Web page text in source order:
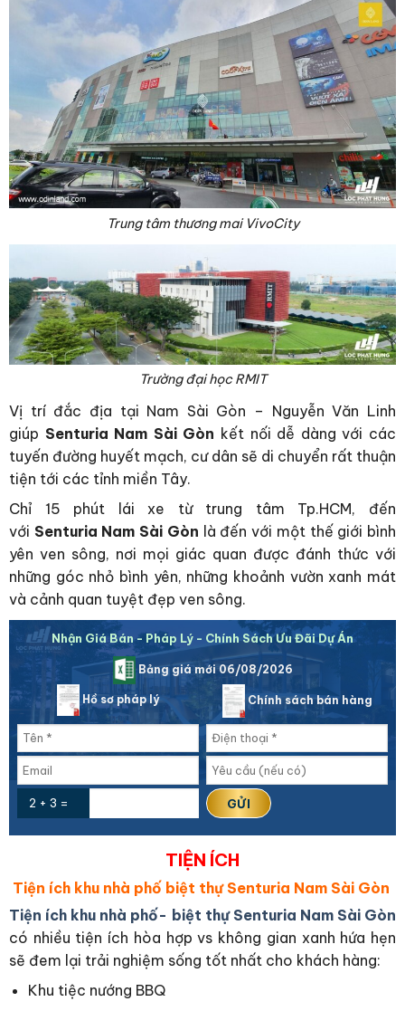
Trung tâm thương mai VivoCity
Trường đại học RMIT
Vị trí đắc địa tại Nam Sài Gòn – Nguyễn Văn Linh
giúp Senturia Nam Sài Gòn kết nối dễ dàng với các
tuyến đường huyết mạch, cư dân sẽ di chuyển rất thuận
tiện tới các tỉnh miền Tây.
Chỉ 15 phút lái xe từ trung tâm Tp.HCM, đến
với Senturia Nam Sài Gòn là đến với một thế giới bình
yên ven sông, nơi mọi giác quan được đánh thức với
những góc nhỏ bình yên, những khoảnh vườn xanh mát
và cảnh quan tuyệt đẹp ven sông.
Nhận Giá Bán - Pháp Lý - Chính Sách Ưu Đãi Dự Án
Bảng giá mới 06/08/2026
Hồ sơ pháp lý Chính sách bán hàng
2 + 3 =
TIỆN ÍCH
Tiện ích khu nhà phố biệt thự Senturia Nam Sài Gòn
Tiện ích khu nhà phố- biệt thự Senturia Nam Sài Gòn
có nhiều tiện ích hòa hợp vs không gian xanh hứa hẹn
sẽ đem lại trải nghiệm sống tốt nhất cho khách hàng:
Khu tiệc nướng BBQ